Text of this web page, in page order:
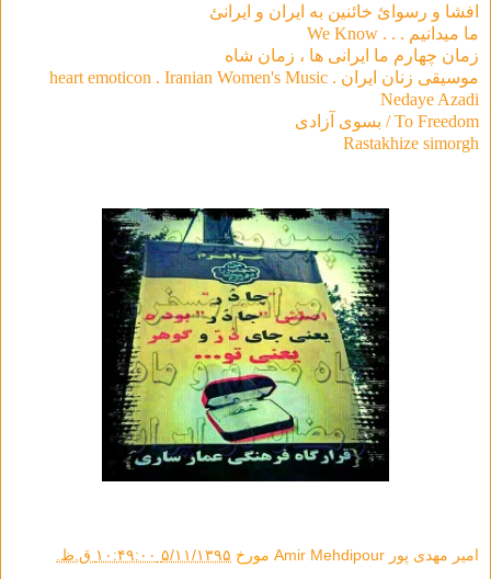
افشا و رسوائ خائنين به ايران و ايرانئ
ما ميدانيم . . . We Know
زمان چهارم ما ايرانى ها ، زمان شاه
موسیقی‌ زنان ایران . heart emoticon . Iranian Women's Music
Nedaye Azadi
To Freedom / بسوی آزادی
Rastakhize simorgh
امیر مهدی پور Amir Mehdipour مورخ ۵/۱۱/۱۳۹۵ ۱۰:۴۹:۰۰ ق.ظ.